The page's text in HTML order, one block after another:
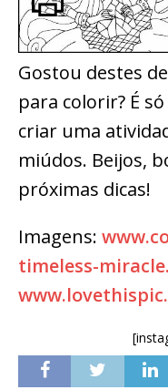
Gostou destes
para colorir? É
criar uma
miúdos. Beijos,
próximas dicas!
Imagens:
timeless-